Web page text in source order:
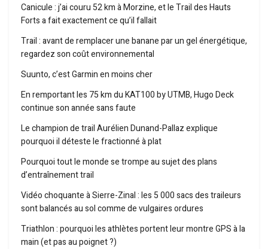
Canicule : j’ai couru 52 km à Morzine, et le Trail des Hauts
Forts a fait exactement ce qu’il fallait
Trail : avant de remplacer une banane par un gel énergétique,
regardez son coût environnemental
Suunto, c’est Garmin en moins cher
En remportant les 75 km du KAT100 by UTMB, Hugo Deck
continue son année sans faute
Le champion de trail Aurélien Dunand-Pallaz explique
pourquoi il déteste le fractionné à plat
Pourquoi tout le monde se trompe au sujet des plans
d’entraînement trail
Vidéo choquante à Sierre-Zinal : les 5 000 sacs des traileurs
sont balancés au sol comme de vulgaires ordures
Triathlon : pourquoi les athlètes portent leur montre GPS à la
main (et pas au poignet ?)